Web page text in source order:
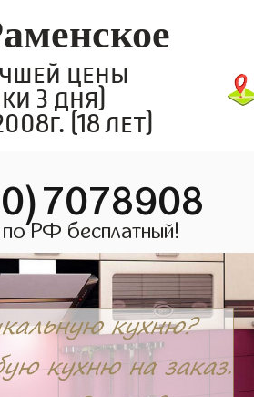
цены
3 дня)
(18 лет)
РФ бесплатный!